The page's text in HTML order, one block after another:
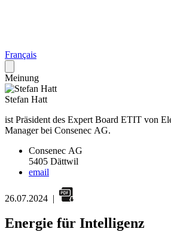
Français
Meinung
Stefan Hatt
ist Präsident des Expert Board ETIT von
Manager bei Consenec AG.
Consenec AG
5405 Dättwil
email
26.07.2024 |
Energie für Intelligenz